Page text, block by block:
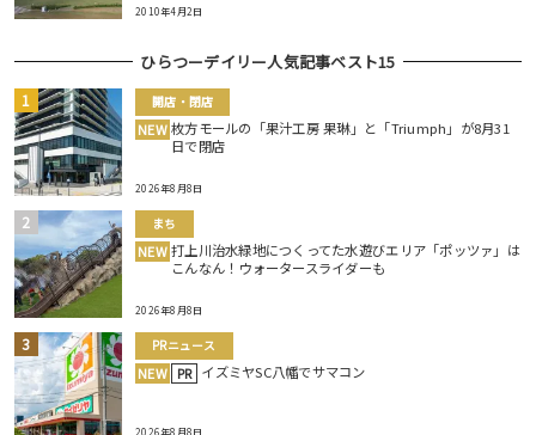
2010年4月2日
ひらつーデイリー人気記事ベスト15
開店・閉店
NEW 枚方モールの「果汁工房 果琳」と「Triumph」が8月31
日で閉店
2026年8月8日
まち
NEW 打上川治水緑地につくってた水遊びエリア「ポッツァ」は
こんなん！ウォータースライダーも
2026年8月8日
PRニュース
NEW PR イズミヤSC八幡でサマコン
2026年8月8日